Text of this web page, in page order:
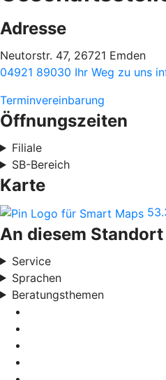
Adresse
Neutorstr. 47, 26721 Emden
04921 89030 Ihr Weg zu uns
Terminvereinbarung
Öffnungszeiten
Filiale
SB-Bereich
Karte
An diesem Standort
Service
Sprachen
Beratungsthemen